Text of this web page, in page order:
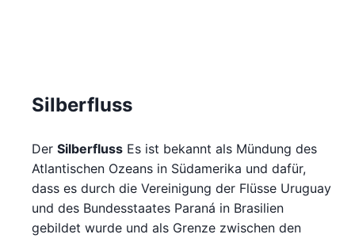
Silberfluss
Der Silberfluss Es ist bekannt als Mündung des
Atlantischen Ozeans in Südamerika und dafür,
dass es durch die Vereinigung der Flüsse Uruguay
und des Bundesstaates Paraná in Brasilien
gebildet wurde und als Grenze zwischen den